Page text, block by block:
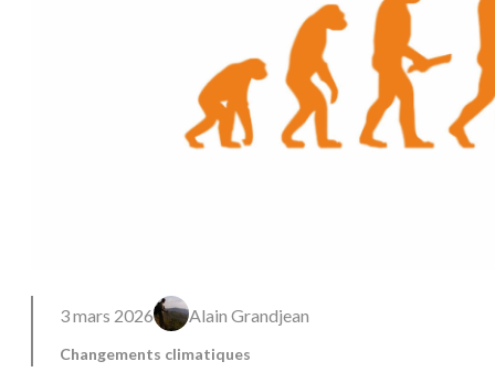
3 mars 2026 Alain Grandjean
Changements climatiques